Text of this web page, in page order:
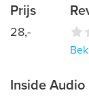
Prijs
28,-
Inside